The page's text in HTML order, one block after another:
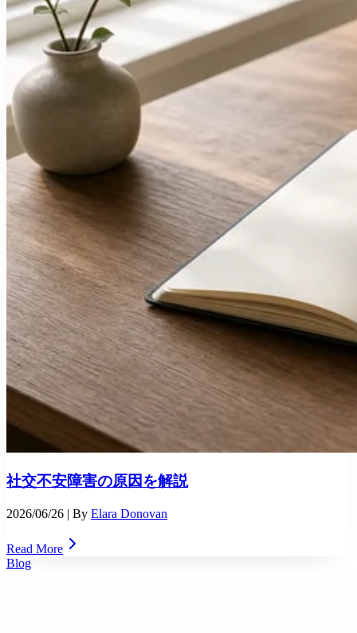
社交不安障害の原因を解説
2026/06/26 | By Elara Donovan
Read More
Blog